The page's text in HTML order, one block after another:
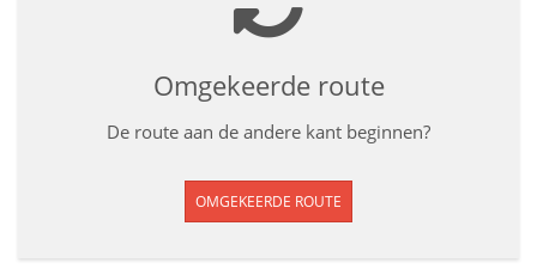
Omgekeerde route
De route aan de andere kant beginnen?
OMGEKEERDE ROUTE